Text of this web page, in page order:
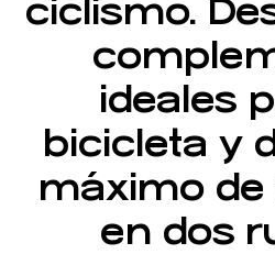
ciclismo.
ideales
bicicleta y
máximo
en dos